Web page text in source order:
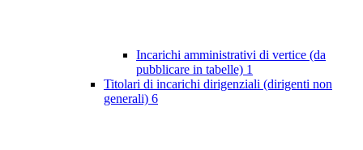
Incarichi amministrativi di vertice (da
pubblicare in tabelle) 1
Titolari di incarichi dirigenziali (dirigenti non
generali) 6